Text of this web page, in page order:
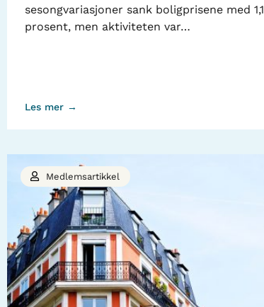
sesongvariasjoner sank boligprisene med 1,1
prosent, men aktiviteten var…
Les mer →
Medlemsartikkel